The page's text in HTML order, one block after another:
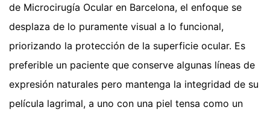
de Microcirugía Ocular en Barcelona, el enfoque se
desplaza de lo puramente visual a lo funcional,
priorizando la protección de la superficie ocular. Es
preferible un paciente que conserve algunas líneas de
expresión naturales pero mantenga la integridad de su
película lagrimal, a uno con una piel tensa como un